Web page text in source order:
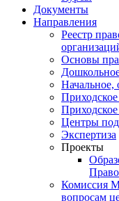
Документы
Направления
Реестр
Основы
Начальное,
Центры
Экспертиза
Проекты
Комиссия
вопросам